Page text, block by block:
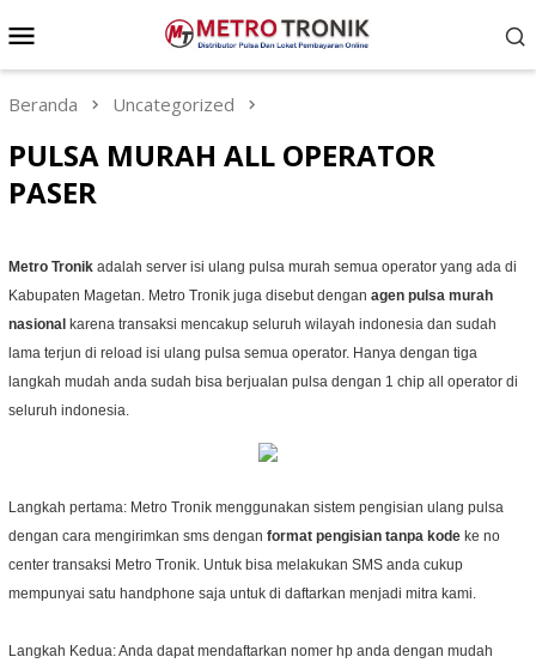
ke
kontenMobile
Beranda Uncategorized
PULSA MURAH ALL OPERATOR
PASER
Metro Tronik adalah server isi ulang pulsa murah semua operator yang ada di
Kabupaten Magetan. Metro Tronik juga disebut dengan agen pulsa murah
nasional karena transaksi mencakup seluruh wilayah indonesia dan sudah
lama terjun di reload isi ulang pulsa semua operator. Hanya dengan tiga
langkah mudah anda sudah bisa berjualan pulsa dengan 1 chip all operator di
seluruh indonesia.
Langkah pertama: Metro Tronik menggunakan sistem pengisian ulang pulsa
dengan cara mengirimkan sms dengan format pengisian tanpa kode ke no
center transaksi Metro Tronik. Untuk bisa melakukan SMS anda cukup
mempunyai satu handphone saja untuk di daftarkan menjadi mitra kami.
Langkah Kedua: Anda dapat mendaftarkan nomer hp anda dengan mudah